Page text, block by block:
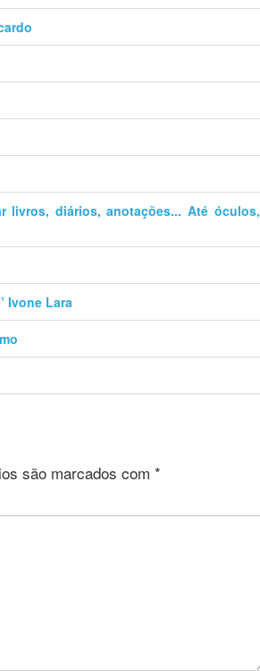
livros, diários, anotações... Até óculos,
Ivone Lara
são marcados com *